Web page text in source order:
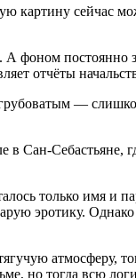
картину сейчас
фоном постоянно
отчёты
—
Сан-Себастьяне,
только имя и
эротику.
атмосферу,
но тогда всю